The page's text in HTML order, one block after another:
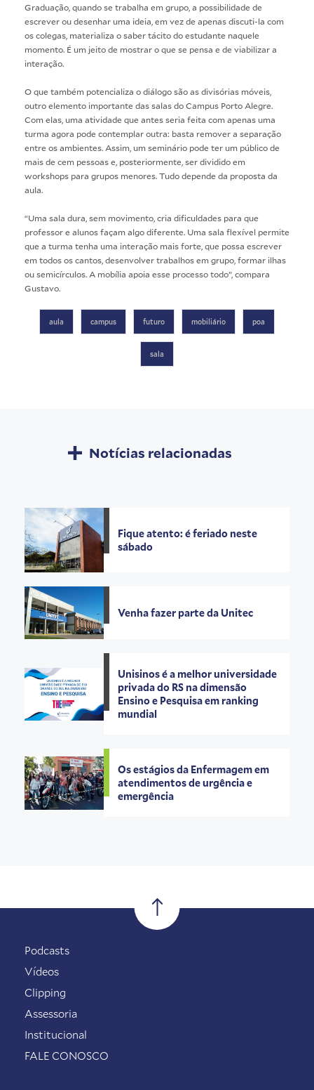
Graduação, quando se trabalha em grupo, a possibilidade de
escrever ou desenhar uma ideia, em vez de apenas discuti-la com
os colegas, materializa o saber tácito do estudante naquele
momento. É um jeito de mostrar o que se pensa e de viabilizar a
interação.
O que também potencializa o diálogo são as divisórias móveis,
outro elemento importante das salas do Campus Porto Alegre.
Com elas, uma atividade que antes seria feita com apenas uma
turma agora pode contemplar outra: basta remover a separação
entre os ambientes. Assim, um seminário pode ter um público de
mais de cem pessoas e, posteriormente, ser dividido em
workshops para grupos menores. Tudo depende da proposta da
aula.
“Uma sala dura, sem movimento, cria dificuldades para que
professor e alunos façam algo diferente. Uma sala flexível permite
que a turma tenha uma interação mais forte, que possa escrever
em todos os cantos, desenvolver trabalhos em grupo, formar ilhas
ou semicírculos. A mobília apoia esse processo todo”, compara
Gustavo.
aula campus futuro mobiliário poa
sala
Notícias relacionadas
Fique atento: é feriado neste
sábado
Venha fazer parte da Unitec
Unisinos é a melhor universidade
privada do RS na dimensão
Ensino e Pesquisa em ranking
mundial
Os estágios da Enfermagem em
atendimentos de urgência e
emergência
Podcasts
Vídeos
Clipping
Assessoria
Institucional
FALE CONOSCO